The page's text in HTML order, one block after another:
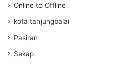
Online to Offline
kota tanjungbalai
Pasiran
Sekap